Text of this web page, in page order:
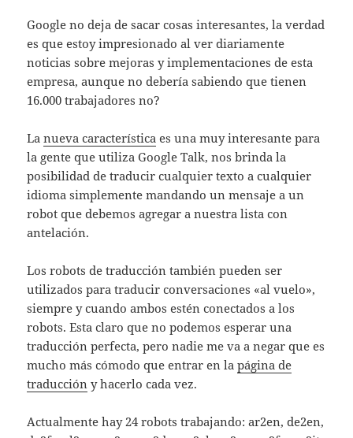
Google no deja de sacar cosas interesantes, la verdad
es que estoy impresionado al ver diariamente
noticias sobre mejoras y implementaciones de esta
empresa, aunque no debería sabiendo que tienen
16.000 trabajadores no?
Lanueva característica es una muy interesante para
la gente que utiliza Google Talk, nos brinda la
posibilidad de traducir cualquier texto a cualquier
idioma simplemente mandando un mensaje a un
robot que debemos agregar a nuestra lista con
antelación.
Los robots de traducción también pueden ser
utilizados para traducir conversaciones «al vuelo»,
siempre y cuando ambos estén conectados a los
robots. Esta claro que no podemos esperar una
traducción perfecta, pero nadie me va a negar que es
mucho más cómodo que entrar en lapágina de
traducción y hacerlo cada vez.
Actualmente hay 24 robots trabajando: ar2en, de2en,